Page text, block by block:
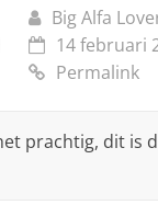
Big Alfa
14 februari
Permalink
prachtig, dit is